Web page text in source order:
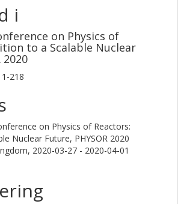
i
on Physics of
to a Scalable Nuclear
2020
218
on Physics of Reactors:
Nuclear Future, PHYSOR 2020
2020-03-27 - 2020-04-01